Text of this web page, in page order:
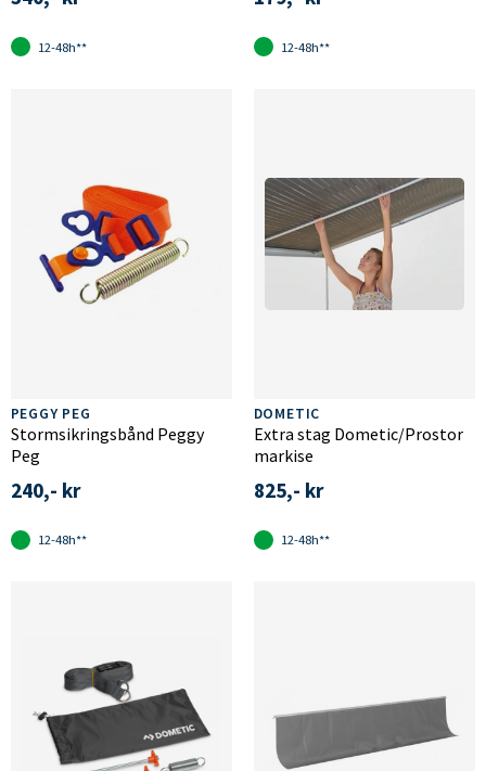
12-48h** 12-48h**
PEGGY PEG
Stormsikringsbånd Peggy
Peg
240,- kr
12-48h**
DOMETIC
Extra stag Dometic/Prostor
markise
825,- kr
12-48h**